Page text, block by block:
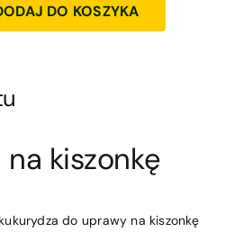
DO KOSZYKA
na kiszonkę
do uprawy na kiszonkę